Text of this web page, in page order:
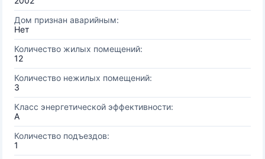
Дом признан аварийным:
Нет
Количество жилых помещений:
12
Количество нежилых помещений:
3
Класс энергетической эффективности:
A
Количество подъездов:
1